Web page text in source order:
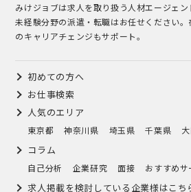
みけジョブは求人を取り扱う人材エージェン
未経験分野の派遣・転職はお任せください
のキャリアチェンジもサポート。
初めての方へ
お仕事検索
人気のエリア
東京都 神奈川県 埼玉県 千葉県
コラム
自己分析 企業研究 面接 おすすめサ
求人掲載を検討している企業様はこち